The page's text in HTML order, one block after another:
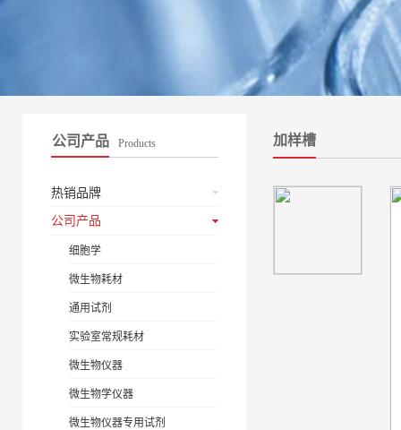
公司产品 Products
热销品牌
公司产品
细胞学
微生物耗材
通用试剂
实验室常规耗材
微生物仪器
微生物学仪器
微生物仪器专用试剂
加样槽